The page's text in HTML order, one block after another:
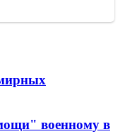
военному в